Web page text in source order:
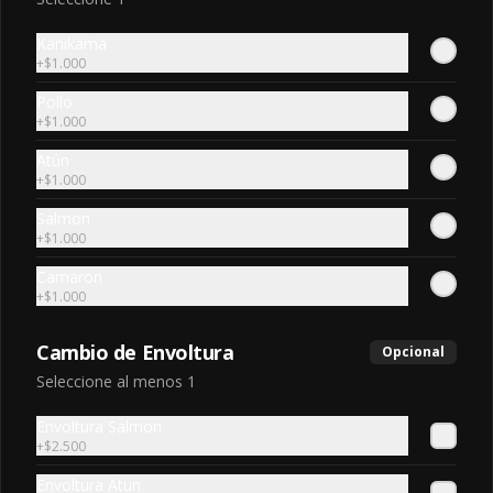
Chili Roll
camarón, salmón, ciboulette bañado
$7.200
Dinamita Roll
Camaron furay, queso crema, cebollin
acevichada
Edy roll
+$1.000
+$1.000
+$1.000
+$1.000
+$1.000
Cambio de Envoltura Opcional
Seleccione al menos 1
+$2.500